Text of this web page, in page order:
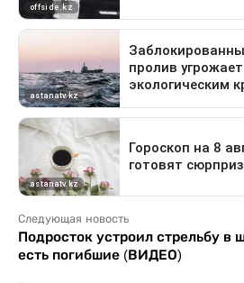
Следующая новость
Подросток устроил стрельбу в
есть погибшие (ВИДЕО)